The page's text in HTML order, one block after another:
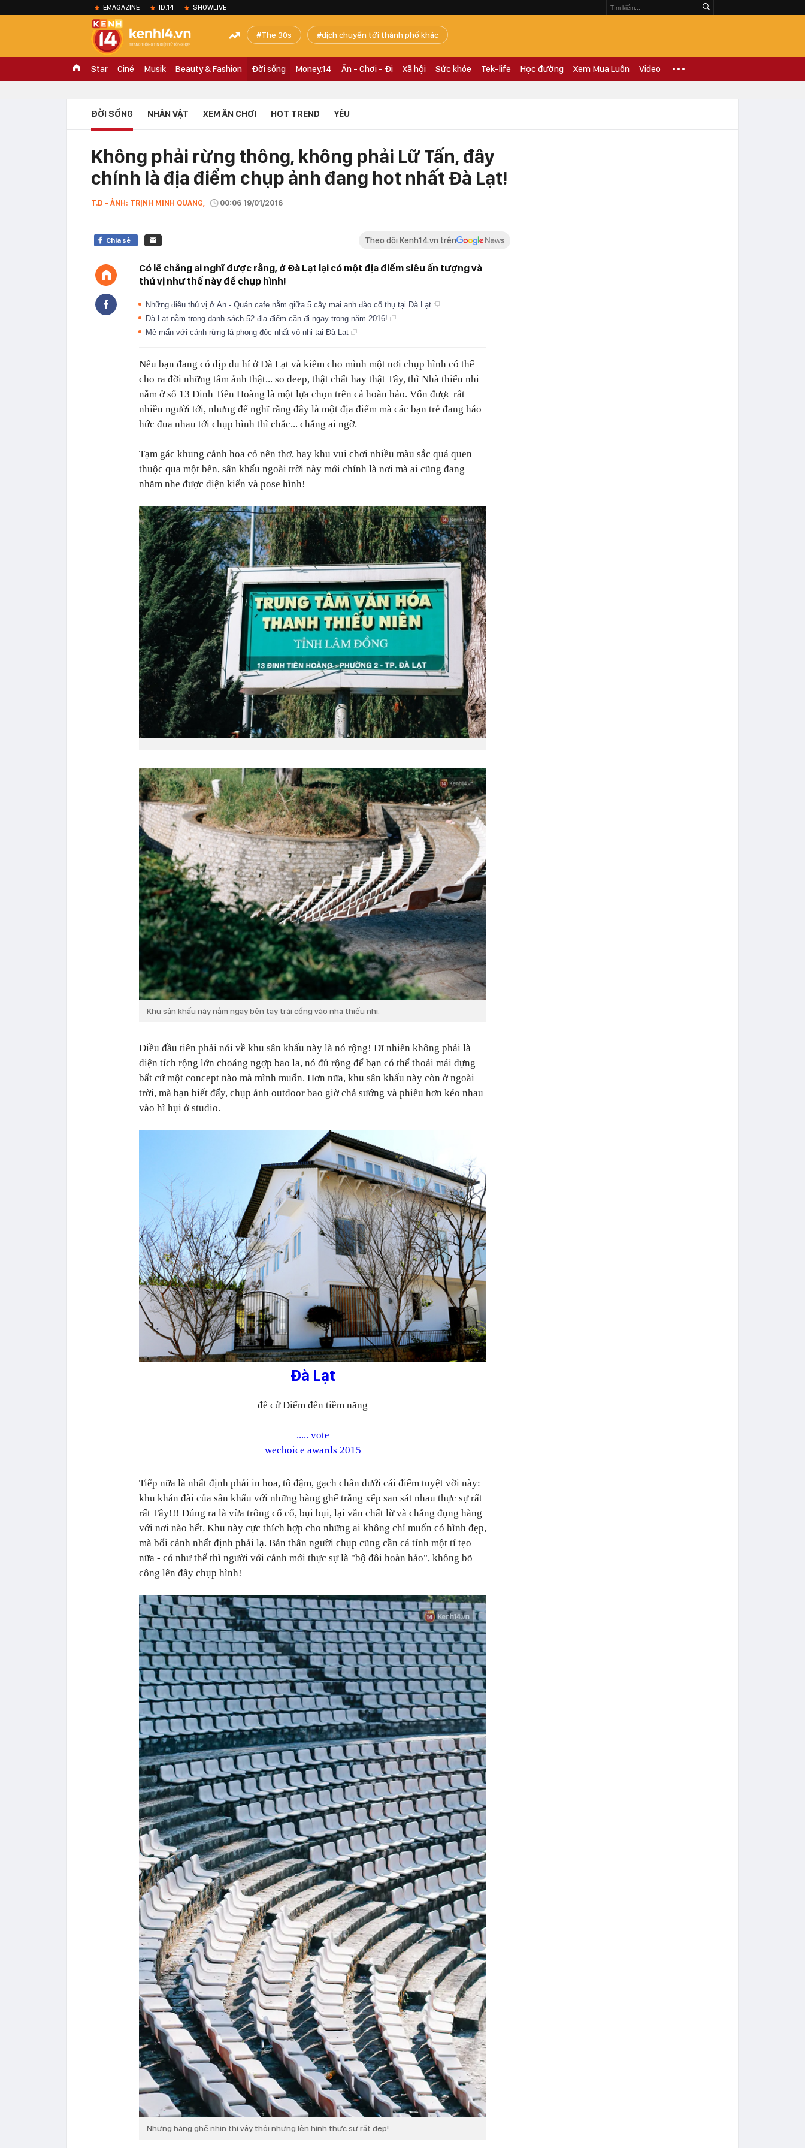
EMAGAZINE ID.14 SHOWLIVE
The 30s dịch chuyển tới thành phố khác
Star Ciné Musik Beauty & Fashion Đời sống Money.14 Ăn - Chơi - Đi Xã hội Sức khỏe Tek-life Học đường Xem Mua Luôn Video
ĐỜI SỐNG NHÂN VẬT XEM ĂN CHƠI HOT TREND YÊU
Không phải rừng thông, không phải Lữ Tấn, đây
chính là địa điểm chụp ảnh đang hot nhất Đà Lạt!
T.D - ẢNH: TRỊNH MINH QUANG, 00:06 19/01/2016
Chia sẻ Theo dõi Kenh14.vn trên
Có lẽ chẳng ai nghĩ được rằng, ở Đà Lạt lại có một địa điểm siêu ấn tượng và
thú vị như thế này để chụp hình!
Những điều thú vị ở An - Quán cafe nằm giữa 5 cây mai anh đào cổ thụ tại Đà Lạt
Đà Lạt nằm trong danh sách 52 địa điểm cần đi ngay trong năm 2016!
Mê mẩn với cánh rừng lá phong độc nhất vô nhị tại Đà Lạt
Nếu bạn đang có dịp du hí ở Đà Lạt và kiếm cho mình một nơi chụp hình có thể
cho ra đời những tấm ảnh thật... so deep, thật chất hay thật Tây, thì Nhà thiếu nhi
nằm ở số 13 Đinh Tiên Hoàng là một lựa chọn trên cả hoàn hảo. Vốn được rất
nhiều người tới, nhưng để nghĩ rằng đây là một địa điểm mà các bạn trẻ đang háo
hức đua nhau tới chụp hình thì chắc... chẳng ai ngờ.
Tạm gác khung cảnh hoa cỏ nên thơ, hay khu vui chơi nhiều màu sắc quá quen
thuộc qua một bên, sân khấu ngoài trời này mới chính là nơi mà ai cũng đang
nhăm nhe được diện kiến và pose hình!
Khu sân khấu này nằm ngay bên tay trái cổng vào nhà thiếu nhi.
Điều đầu tiên phải nói về khu sân khấu này là nó rộng! Dĩ nhiên không phải là
diện tích rộng lớn choáng ngợp bao la, nó đủ rộng để bạn có thể thoải mái dựng
bất cứ một concept nào mà mình muốn. Hơn nữa, khu sân khấu này còn ở ngoài
trời, mà bạn biết đấy, chụp ảnh outdoor bao giờ chả sướng và phiêu hơn kéo nhau
vào hì hụi ở studio.
Đà Lạt
đề cử Điểm đến tiềm năng
..... vote
wechoice awards 2015
Tiếp nữa là nhất định phải in hoa, tô đậm, gạch chân dưới cái điểm tuyệt vời này:
khu khán đài của sân khấu với những hàng ghế trắng xếp san sát nhau thực sự rất
rất Tây!!! Đúng ra là vừa trông cổ cổ, bụi bụi, lại vẫn chất lừ và chẳng đụng hàng
với nơi nào hết. Khu này cực thích hợp cho những ai không chỉ muốn có hình đẹp,
mà bối cảnh nhất định phải lạ. Bản thân người chụp cũng cần cá tính một tí tẹo
nữa - có như thế thì người với cảnh mới thực sự là "bộ đôi hoàn hảo", không bõ
công lên đây chụp hình!
Những hàng ghế nhìn thì vậy thôi nhưng lên hình thực sự rất đẹp!